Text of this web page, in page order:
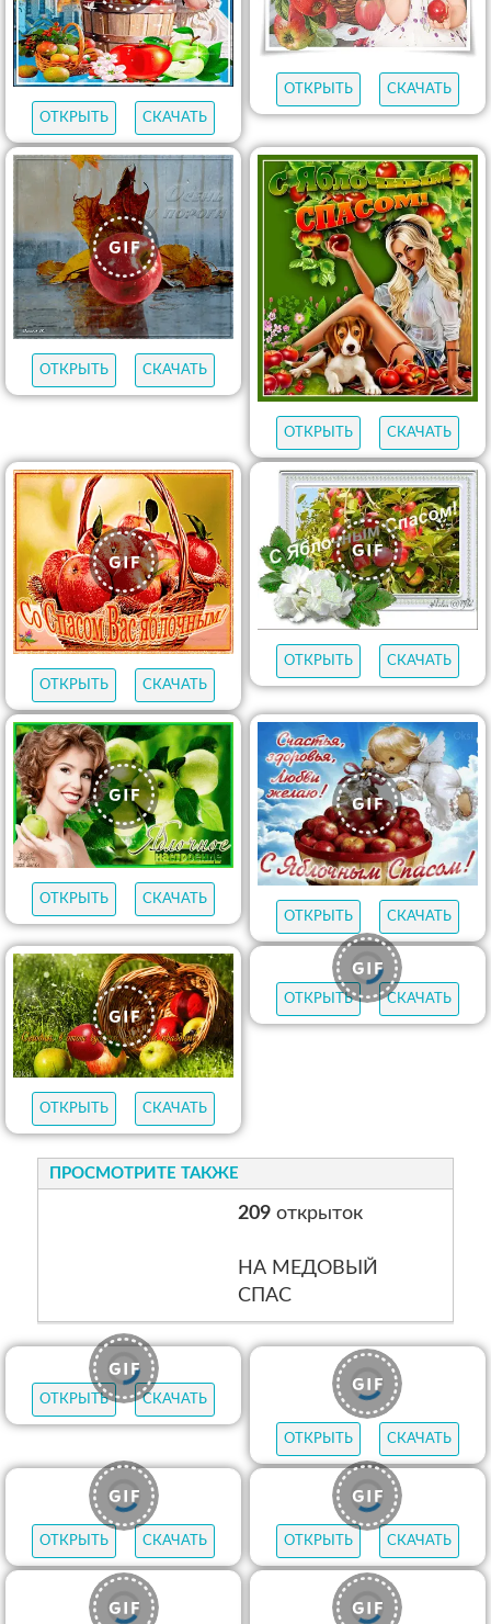
ОТКРЫТЬ СКАЧАТЬ
ОТКРЫТЬ СКАЧАТЬ
ОТКРЫТЬ СКАЧАТЬ
ОТКРЫТЬ СКАЧАТЬ
ОТКРЫТЬ СКАЧАТЬ
ОТКРЫТЬ СКАЧАТЬ
ОТКРЫТЬ
СКАЧАТЬ
ОТКРЫТЬ
СКАЧАТЬ
ОТКРЫТЬ СКАЧАТЬ
209 открыток
НА МЕДОВЫЙ
СПАС
ОТКРЫТЬ СКАЧАТЬ